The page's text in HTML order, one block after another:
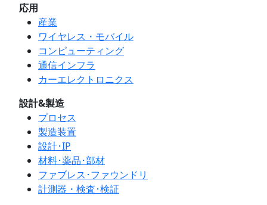
応用
産業
ワイヤレス・モバイル
コンピューティング
通信インフラ
カーエレクトロニクス
設計&製造
プロセス
製造装置
設計･IP
材料･薬品･部材
ファブレス･ファウンドリ
計測器・検査･検証